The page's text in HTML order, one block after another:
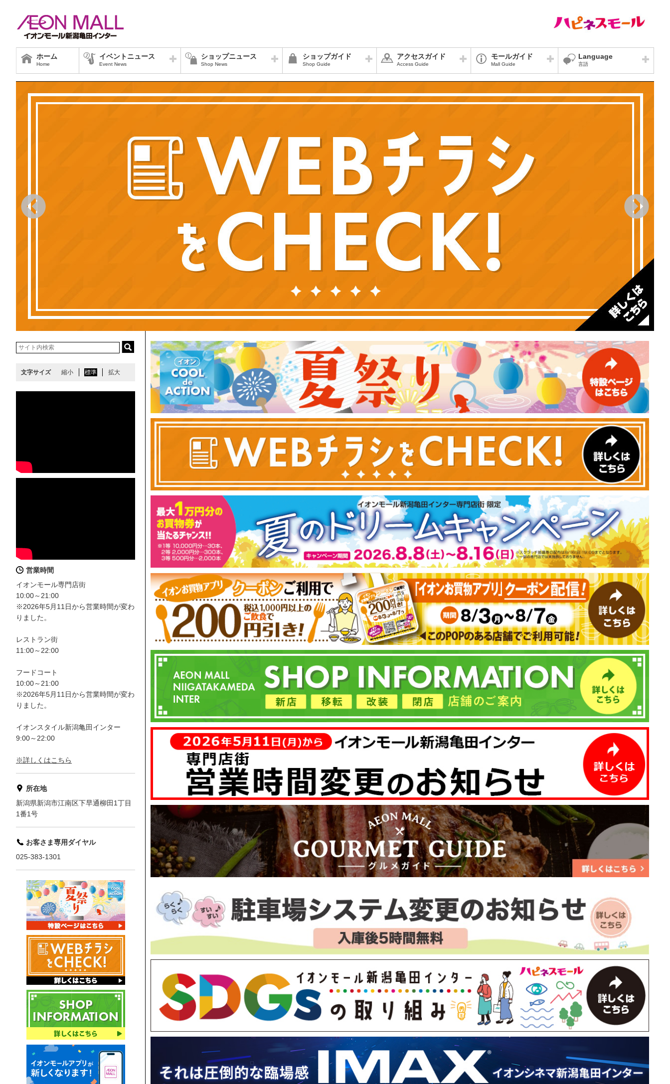
ホーム
Home
イベントニュース
Event News
ショップニュース
Shop News
ショップガイド
Shop Guide
アクセスガイド
Access Guide
モールガイド
Mall Guide
Language
言語
文字サイズ 縮小 標準 拡大
営業時間
イオンモール専門店街
10:00～21:00
※2026年5月11日から営業時間が変わ
りました。
レストラン街
11:00～22:00
フードコート
10:00～21:00
※2026年5月11日から営業時間が変わ
りました。
イオンスタイル新潟亀田インター
9:00～22:00
※詳しくはこちら
所在地
新潟県新潟市江南区下早通柳田1丁目
1番1号
お客さま専用ダイヤル
025-383-1301